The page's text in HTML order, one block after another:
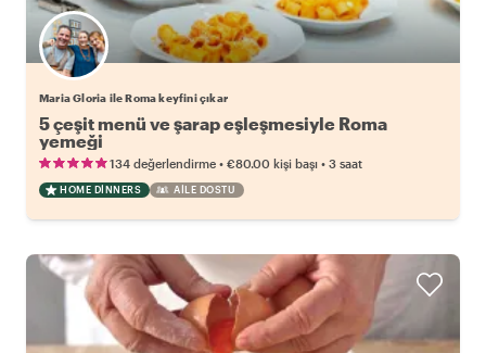
Maria Gloria ile Roma keyfini çıkar
5 çeşit menü ve şarap eşleşmesiyle Roma
yemeği
134 değerlendirme • €80.00 kişi başı • 3 saat
HOME DINNERS AILE DOSTU